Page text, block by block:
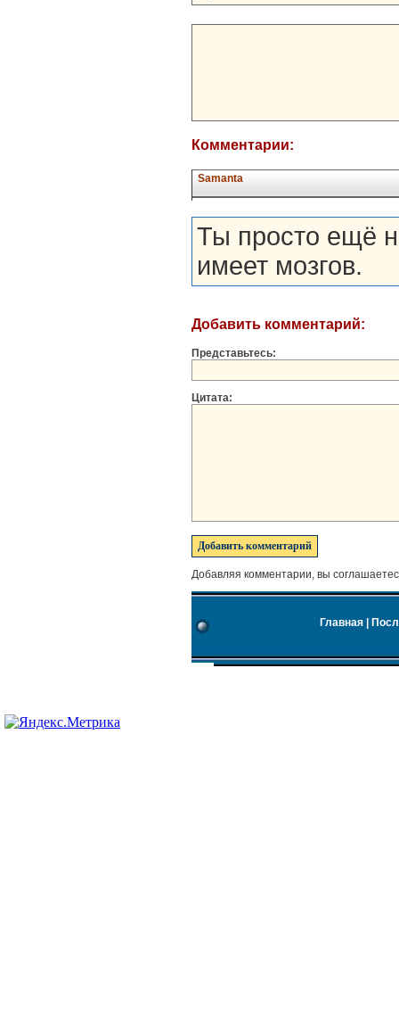
Комментарии:
Samanta
Ты просто ещё
имеет мозгов.
Добавить комментарий:
Представьтесь:
Цитата:
Добавляя комментарии, вы
Главная|